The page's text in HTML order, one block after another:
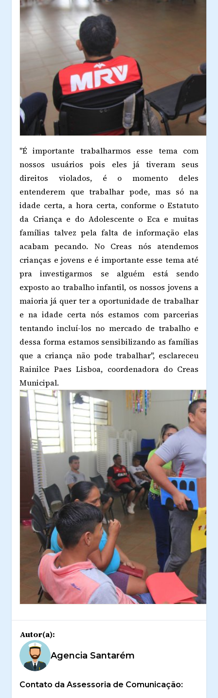
"É importante trabalharmos esse tema com
nossos usuários pois eles já tiveram seus
direitos violados, é o momento deles
entenderem que trabalhar pode, mas só na
idade certa, a hora certa, conforme o Estatuto
da Criança e do Adolescente o Eca e muitas
famílias talvez pela falta de informação elas
acabam pecando. No Creas nós atendemos
crianças e jovens e é importante esse tema até
pra investigarmos se alguém está sendo
exposto ao trabalho infantil, os nossos jovens a
maioria já quer ter a oportunidade de trabalhar
e na idade certa nós estamos com parcerias
tentando incluí-los no mercado de trabalho e
dessa forma estamos sensibilizando as famílias
que a criança não pode trabalhar", esclareceu
Rainilce Paes Lisboa, coordenadora do Creas
Municipal.
Autor(a):
Agencia Santarém
Contato da Assessoria de Comunicação: